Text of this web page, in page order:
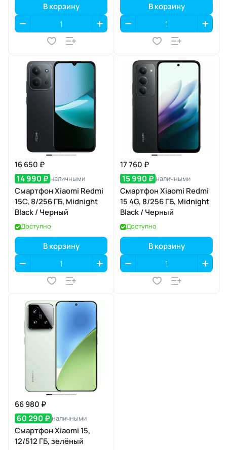
В корзину В корзину
16 650 ₽
14 990 ₽ наличными
Смартфон Xiaomi Redmi
15C, 8/256 ГБ, Midnight
Black / Черный
Доступно
В корзину
17 760 ₽
15 990 ₽ наличными
Смартфон Xiaomi Redmi
15 4G, 8/256 ГБ, Midnight
Black / Черный
Доступно
В корзину
66 980 ₽
60 290 ₽ наличными
Смартфон Xiaomi 15,
12/512 ГБ, зелёный